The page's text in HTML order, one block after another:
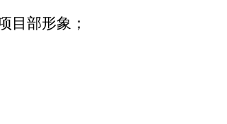
目部形象；